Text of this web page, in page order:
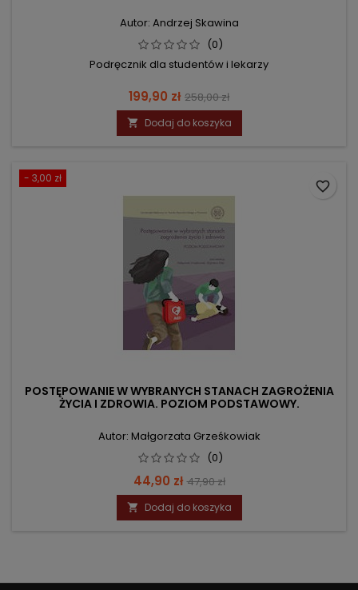
Autor: Andrzej Skawina
(0)
Podręcznik dla studentów i lekarzy
Cena
199,90 zł Cena
podstawowa
258,00 zł
 Dodaj do koszyka
- 3,00 zł
POSTĘPOWANIE W WYBRANYCH STANACH ZAGROŻENIA
ŻYCIA I ZDROWIA. POZIOM PODSTAWOWY.
Autor: Małgorzata Grześkowiak
(0)
Cena
44,90 zł Cena
podstawowa
47,90 zł
 Dodaj do koszyka
favorite_border